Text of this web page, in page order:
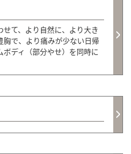
て、より自然に、より大き
胸で、より痛みが少ない日帰
ディ（部分やせ）を同時に